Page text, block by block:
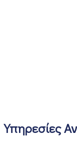
Υπηρεσίες